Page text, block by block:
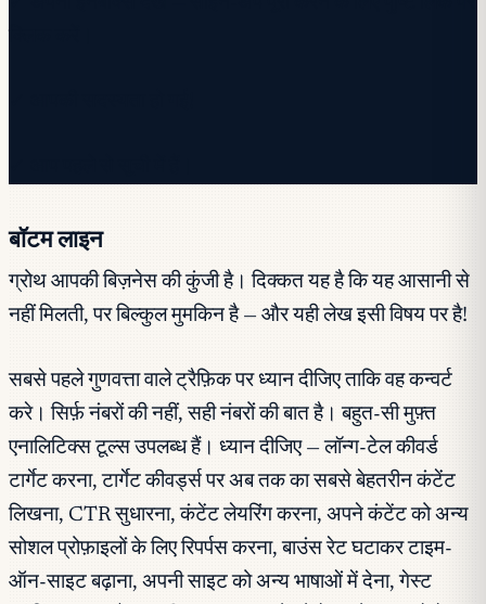
बॉटम लाइन
ग्रोथ आपकी बिज़नेस की कुंजी है। दिक्कत यह है कि यह आसानी से
नहीं मिलती, पर बिल्कुल मुमकिन है — और यही लेख इसी विषय पर है!
सबसे पहले गुणवत्ता वाले ट्रैफ़िक पर ध्यान दीजिए ताकि वह कन्वर्ट
करे। सिर्फ़ नंबरों की नहीं, सही नंबरों की बात है। बहुत-सी मुफ़्त
एनालिटिक्स टूल्स उपलब्ध हैं। ध्यान दीजिए — लॉन्ग-टेल कीवर्ड
टार्गेट करना, टार्गेट कीवर्ड्स पर अब तक का सबसे बेहतरीन कंटेंट
लिखना, CTR सुधारना, कंटेंट लेयरिंग करना, अपने कंटेंट को अन्य
सोशल प्रोफ़ाइलों के लिए रिपर्पस करना, बाउंस रेट घटाकर टाइम-
ऑन-साइट बढ़ाना, अपनी साइट को अन्य भाषाओं में देना, गेस्ट